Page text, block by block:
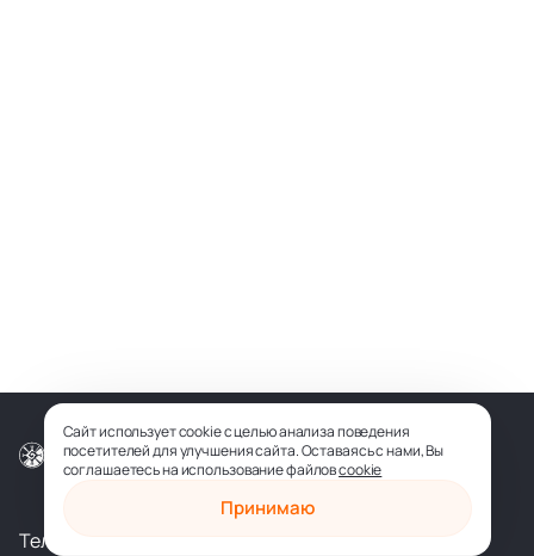
© ООО «СОФИЯ-МЕДИА», 2026
Телеграм Вконтакте
Сайт использует cookie с целью анализа поведения
посетителей для улучшения сайта. Оставаясь с нами, Вы
соглашаетесь на использование файловcookie
Принимаю